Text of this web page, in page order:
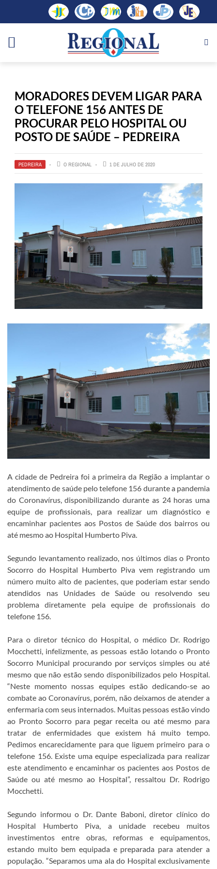
MORADORES DEVEM LIGAR PARA
O TELEFONE 156 ANTES DE
PROCURAR PELO HOSPITAL OU
POSTO DE SAÚDE – PEDREIRA
PEDREIRA O REGIONAL 1 DE JULHO DE 2020
A cidade de Pedreira foi a primeira da Região a implantar o
atendimento de saúde pelo telefone 156 durante a pandemia
do Coronavírus, disponibilizando durante as 24 horas uma
equipe de profissionais, para realizar um diagnóstico e
encaminhar pacientes aos Postos de Saúde dos bairros ou
até mesmo ao Hospital Humberto Piva.
Segundo levantamento realizado, nos últimos dias o Pronto
Socorro do Hospital Humberto Piva vem registrando um
número muito alto de pacientes, que poderiam estar sendo
atendidos nas Unidades de Saúde ou resolvendo seu
problema diretamente pela equipe de profissionais do
telefone 156.
Para o diretor técnico do Hospital, o médico Dr. Rodrigo
Mocchetti, infelizmente, as pessoas estão lotando o Pronto
Socorro Municipal procurando por serviços simples ou até
mesmo que não estão sendo disponibilizados pelo Hospital.
“Neste momento nossas equipes estão dedicando-se ao
combate ao Coronavírus, porém, não deixamos de atender a
enfermaria com seus internados. Muitas pessoas estão vindo
ao Pronto Socorro para pegar receita ou até mesmo para
tratar de enfermidades que existem há muito tempo.
Pedimos encarecidamente para que liguem primeiro para o
telefone 156. Existe uma equipe especializada para realizar
este atendimento e encaminhar os pacientes aos Postos de
Saúde ou até mesmo ao Hospital”, ressaltou Dr. Rodrigo
Mocchetti.
Segundo informou o Dr. Dante Baboni, diretor clínico do
Hospital Humberto Piva, a unidade recebeu muitos
investimentos entre obras, reformas e equipamentos,
estando muito bem equipada e preparada para atender a
população. “Separamos uma ala do Hospital exclusivamente